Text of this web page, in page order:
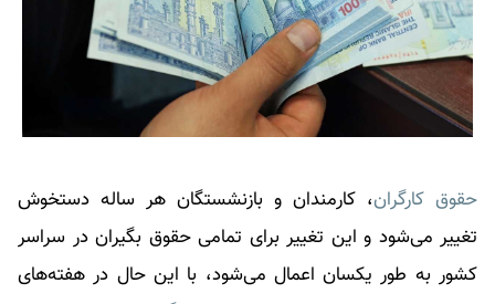
حقوق کارگران، کارمندان و بازنشستگان هر ساله دستخوش
تغییر می‌شود و این تغییر برای تمامی حقوق بگیران در سراسر
کشور به طور یکسان اعمال می‌شود، با این حال در هفته‌های